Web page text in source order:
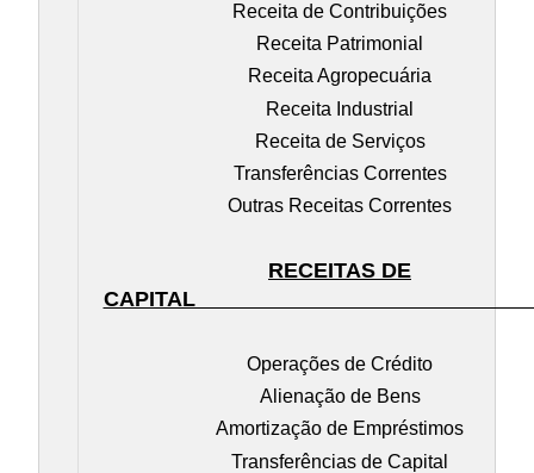
Receita de Contribuições
Receita Patrimonial
Receita Agropecuária
Receita Industrial
Receita de Serviços
Transferências Correntes
Outras Receitas Correntes
RECEITAS DE
Operações de Crédito
Alienação de Bens
Amortização de Empréstimos
Transferências de Capital